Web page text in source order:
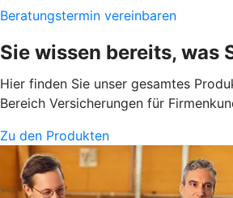
Beratungstermin vereinbaren
Sie wissen bereits, was
Hier finden Sie unser gesamtes
Bereich Versicherungen für
Zu den Produkten